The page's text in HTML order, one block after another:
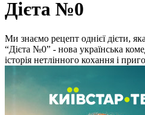
Дієта №0
Ми знаємо рецепт однієї дієти,
“Дієта №0” - нова українська
історія нетлінного кохання і